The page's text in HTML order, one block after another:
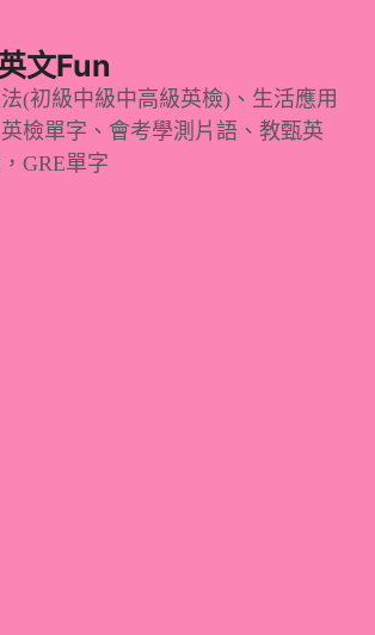
文Fun
(初級中級中高級英檢)、生活應用
檢單字、會考學測片語、教甄英
GRE單字